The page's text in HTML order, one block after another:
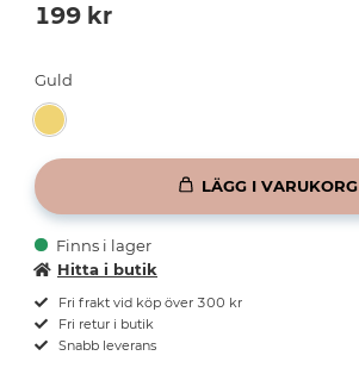
199 kr
Guld
LÄGG I VARUKORG
Finns i lager
Hitta i butik
Fri frakt vid köp över 300 kr
Fri retur i butik
Snabb leverans